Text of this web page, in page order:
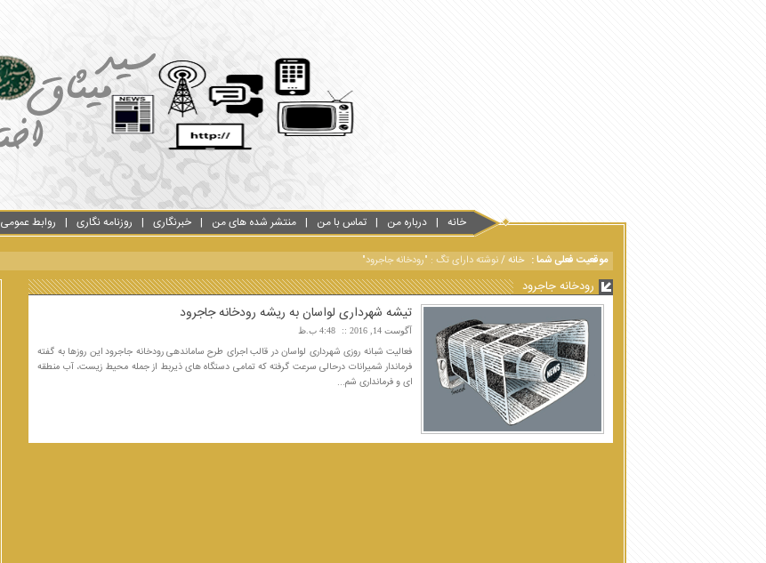
خانه درباره من تماس با من منتشر شده های من خبرنگاری روزنامه نگاری روابط عمومی
موقعیت فعلی شما : خانه/نوشته دارای تگ : "رودخانه جاجرود"
رودخانه جاجرود
تیشه شهرداری لواسان به ریشه رودخانه جاجرود
آگوست 14, 2016 4:48 ب.ظ
فعالیت شبانه روزی شهرداری لواسان در قالب اجرای طرح ساماندهی رودخانه جاجرود این روزها به گفته
فرماندار شمیرانات درحالی سرعت گرفته که تمامی دستگاه های ذیربط از جمله محیط زیست، آب منطقه
ای و فرمانداری شم...